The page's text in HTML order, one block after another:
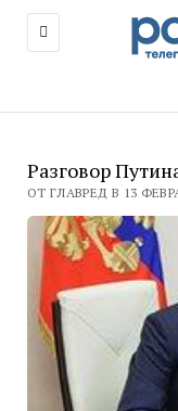
Разговор
ОТ ГЛАВРЕД В 13